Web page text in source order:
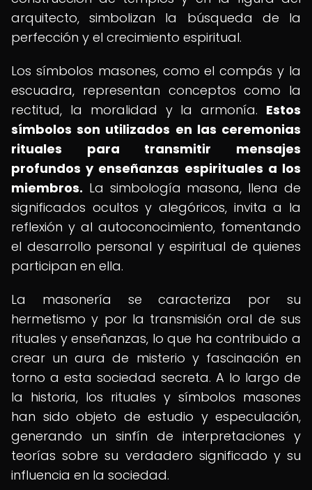
arquitecto, simbolizan la búsqueda de la
perfección y el crecimiento espiritual.
Los símbolos masones, como el compás y la
escuadra, representan conceptos como la
rectitud, la moralidad y la armonía. Estos
símbolos son utilizados en las ceremonias
rituales para transmitir mensajes
profundos y enseñanzas espirituales a los
miembros. La simbología masona, llena de
significados ocultos y alegóricos, invita a la
reflexión y al autoconocimiento, fomentando
el desarrollo personal y espiritual de quienes
participan en ella.
La masonería se caracteriza por su
hermetismo y por la transmisión oral de sus
rituales y enseñanzas, lo que ha contribuido a
crear un aura de misterio y fascinación en
torno a esta sociedad secreta. A lo largo de
la historia, los rituales y símbolos masones
han sido objeto de estudio y especulación,
generando un sinfín de interpretaciones y
teorías sobre su verdadero significado y su
influencia en la sociedad.